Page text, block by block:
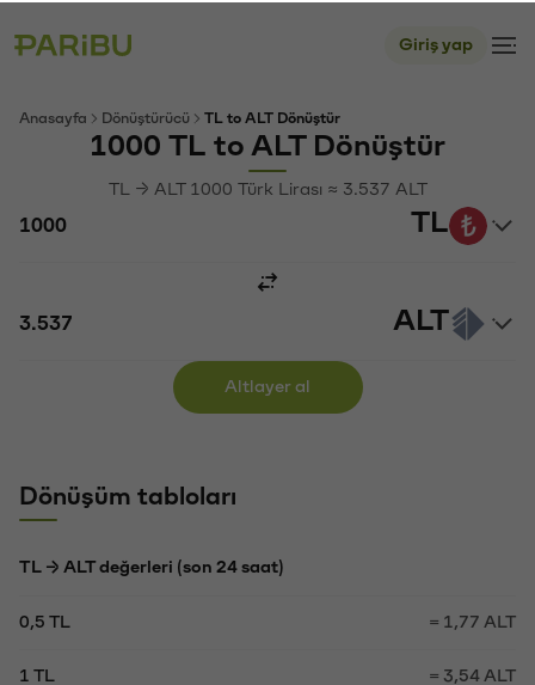
Giriş yap
Anasayfa Dönüştürücü TL to ALT Dönüştür
1000 TL to ALT Dönüştür
TL → ALT 1000 Türk Lirası ≈ 3.537 ALT
TL
ALT
Altlayer al
Dönüşüm tabloları
TL → ALT değerleri (son 24 saat)
0,5 TL = 1,77 ALT
1 TL = 3,54 ALT